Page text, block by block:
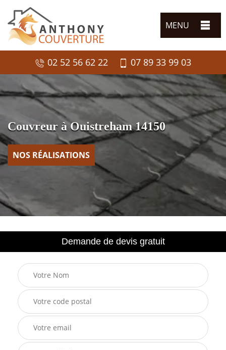
MENU
02 52 56 62 22 07 89 33 99 03
Couvreur à Ouistreham 14150
NOS RÉALISATIONS
Demande de devis gratuit